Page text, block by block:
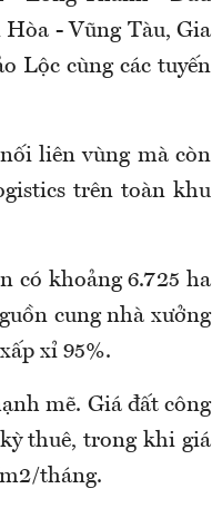
- Vũng Tàu, Gia
Lộc cùng các tuyến
liên vùng mà còn
trên toàn khu
có khoảng 6.725 ha
cung nhà xưởng
xỉ 95%.
mẽ. Giá đất công
thuê, trong khi giá
tháng.